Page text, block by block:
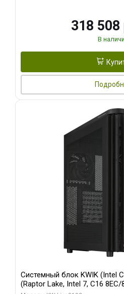
318 508
В
Системный блок KWIK (Intel
(Raptor Lake, Intel 7, C16